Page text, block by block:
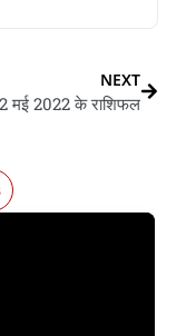
NEXT
मई 2022 के राशिफल